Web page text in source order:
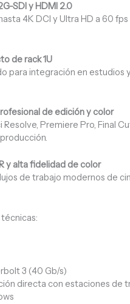
SDI y HDMI 2.0
4K DCI y Ultra HD a 60
de rack 1U
para integración en estudios
de edición y color
Resolve, Premiere Pro, Final
y alta fidelidad de color
de trabajo modernos de
3 (40 Gb/s)
directa con estaciones de